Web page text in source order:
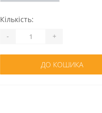
Кількість:
- +
ДО КОШИКА